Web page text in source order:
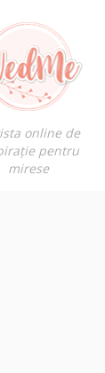
online de
pentru
mirese